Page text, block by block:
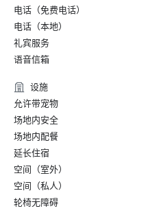
电话（免费电话）
电话（本地）
礼宾服务
语音信箱
设施
允许带宠物
场地内安全
场地内配餐
延长住宿
空间（室外）
空间（私人）
轮椅无障碍